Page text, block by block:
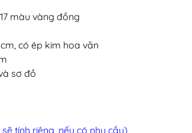
màu vàng đồng
có ép kim hoa văn
sơ đồ
tính riêng, nếu có nhu cầu)